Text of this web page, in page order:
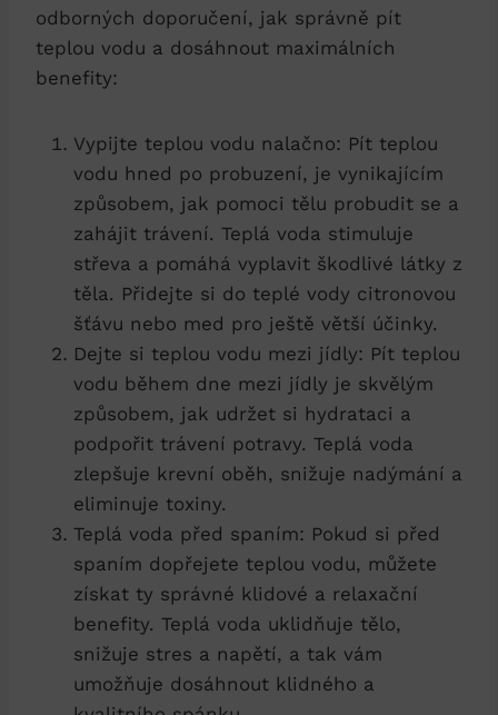
odborných doporučení, jak správně pít
teplou vodu a dosáhnout maximálních
benefity:
Vypijte teplou vodu nalačno: Pít teplou
vodu hned po probuzení, je vynikajícím
způsobem, jak pomoci tělu probudit se a
zahájit trávení. Teplá voda stimuluje
střeva a pomáhá vyplavit škodlivé látky z
těla. Přidejte si do teplé vody citronovou
šťávu nebo med pro ještě větší účinky.
Dejte si teplou vodu mezi jídly: Pít teplou
vodu během dne mezi jídly je skvělým
způsobem, jak udržet si hydrataci a
podpořit trávení potravy. Teplá voda
zlepšuje krevní oběh, snižuje nadýmání a
eliminuje toxiny.
Teplá voda před spaním: Pokud si před
spaním dopřejete teplou vodu, můžete
získat ty správné klidové a relaxační
benefity. Teplá voda uklidňuje tělo,
snižuje stres a napětí, a tak vám
umožňuje dosáhnout klidného a